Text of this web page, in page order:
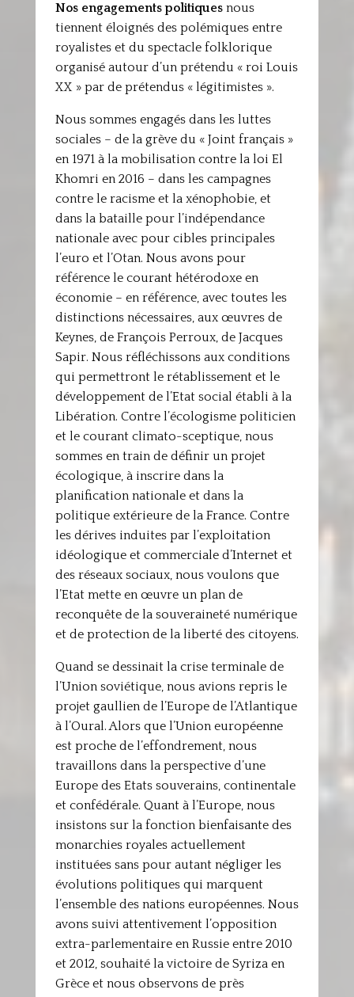
Nos engagements politiquesnous
tiennent éloignés des polémiques entre
royalistes et du spectacle folklorique
organisé autour d’un prétendu « roi Louis
XX » par de prétendus « légitimistes ».
Nous sommes engagés dans les luttes
sociales – de la grève du « Joint français »
en 1971 à la mobilisation contre la loi El
Khomri en 2016 – dans les campagnes
contre le racisme et la xénophobie, et
dans la bataille pour l’indépendance
nationale avec pour cibles principales
l’euro et l’Otan. Nous avons pour
référence le courant hétérodoxe en
économie – en référence, avec toutes les
distinctions nécessaires, aux œuvres de
Keynes, de François Perroux, de Jacques
Sapir. Nous réfléchissons aux conditions
qui permettront le rétablissement et le
développement de l’Etat social établi à la
Libération. Contre l’écologisme politicien
et le courant climato-sceptique, nous
sommes en train de définir un projet
écologique, à inscrire dans la
planification nationale et dans la
politique extérieure de la France. Contre
les dérives induites par l’exploitation
idéologique et commerciale d’Internet et
des réseaux sociaux, nous voulons que
l’Etat mette en œuvre un plan de
reconquête de la souveraineté numérique
et de protection de la liberté des citoyens.
Quand se dessinait la crise terminale de
l’Union soviétique, nous avions repris le
projet gaullien de l’Europe de l’Atlantique
à l’Oural. Alors que l’Union européenne
est proche de l’effondrement, nous
travaillons dans la perspective d’une
Europe des Etats souverains, continentale
et confédérale. Quant à l’Europe, nous
insistons sur la fonction bienfaisante des
monarchies royales actuellement
instituées sans pour autant négliger les
évolutions politiques qui marquent
l’ensemble des nations européennes. Nous
avons suivi attentivement l’opposition
extra-parlementaire en Russie entre 2010
et 2012, souhaité la victoire de Syriza en
Grèce et nous observons de près